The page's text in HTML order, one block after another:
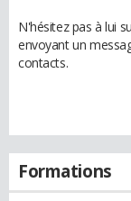
N'hésitez pas à lui
envoyant un
contacts.
Formations